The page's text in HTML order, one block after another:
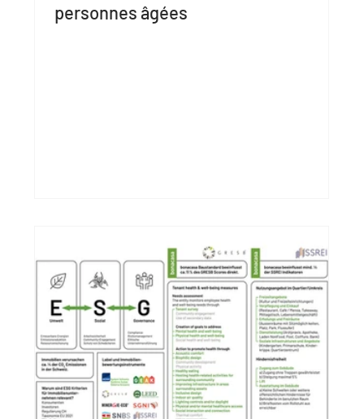
personnes âgées